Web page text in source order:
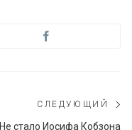
СЛЕДУЮЩИЙ
Не стало Иосифа Кобзона